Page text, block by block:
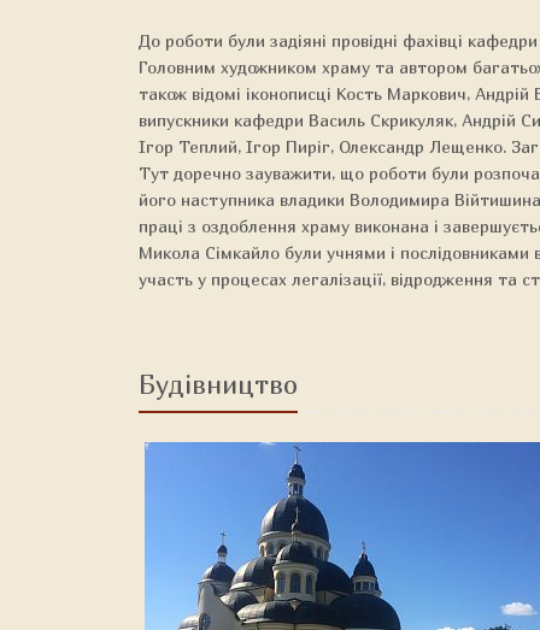
До роботи були задіяні провідні фахівці
Головним художником храму та автором
також відомі іконописці Кость Маркович,
випускники кафедри Василь Скрикуляк, Андрій
Ігор Теплий, Ігор Пиріг, Олександр Лещенко.
Тут доречно зауважити, що роботи були
його наступника владики Володимира
праці з оздоблення храму виконана і
Микола Сімкайло були учнями і послідовниками
участь у процесах легалізації, відродження та
Будівництво